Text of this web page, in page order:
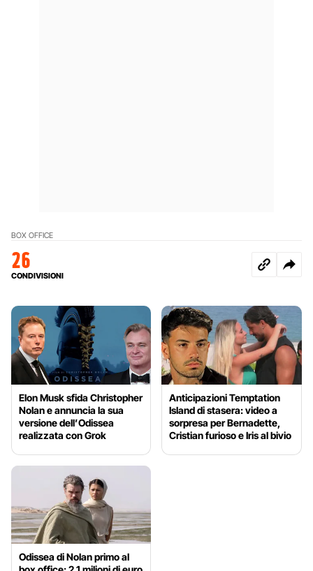
BOX OFFICE
26
CONDIVISIONI
Elon Musk sfida Christopher
Nolan e annuncia la sua
versione dell’Odissea
realizzata con Grok
Anticipazioni Temptation
Island di stasera: video a
sorpresa per Bernadette,
Cristian furioso e Iris al bivio
Odissea di Nolan primo al